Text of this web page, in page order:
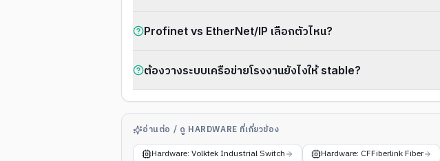
Profinet vs EtherNet/IP เลือกตัวไหน?
ต้องวางระบบเครือข่ายโรงงานยังไงให้ stable?
อ่านต่อ / ดู HARDWARE ที่เกี่ยวข้อง
Hardware: Volktek Industrial Switch
Hardware: CFFiberlink Fiber